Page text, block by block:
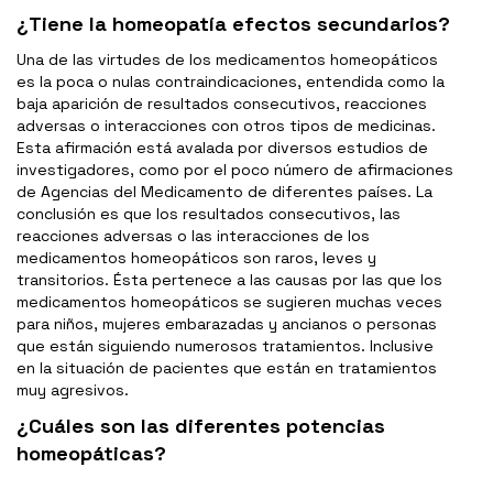
¿Tiene la homeopatía efectos secundarios?
Una de las virtudes de los medicamentos homeopáticos
es la poca o nulas contraindicaciones, entendida como la
baja aparición de resultados consecutivos, reacciones
adversas o interacciones con otros tipos de medicinas.
Esta afirmación está avalada por diversos estudios de
investigadores, como por el poco número de afirmaciones
de Agencias del Medicamento de diferentes países. La
conclusión es que los resultados consecutivos, las
reacciones adversas o las interacciones de los
medicamentos homeopáticos son raros, leves y
transitorios. Ésta pertenece a las causas por las que los
medicamentos homeopáticos se sugieren muchas veces
para niños, mujeres embarazadas y ancianos o personas
que están siguiendo numerosos tratamientos. Inclusive
en la situación de pacientes que están en tratamientos
muy agresivos.
¿Cuáles son las diferentes potencias
homeopáticas?